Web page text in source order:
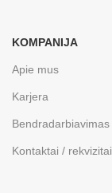
KOMPANIJA
Apie mus
Karjera
Bendradarbiavimas
Kontaktai / rekvizitai